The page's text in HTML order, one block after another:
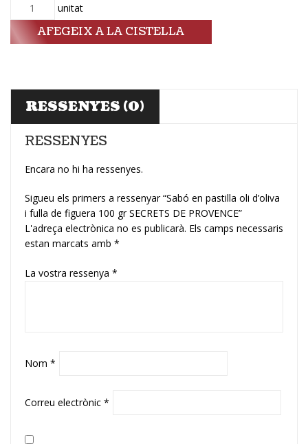
Quantitat unitat
AFEGEIX A LA CISTELLA
RESSENYES (0)
RESSENYES
Encara no hi ha ressenyes.
Sigueu els primers a ressenyar “Sabó en pastilla oli d’oliva
i fulla de figuera 100 gr SECRETS DE PROVENCE”
L'adreça electrònica no es publicarà. Els camps necessaris
estan marcats amb *
La vostra ressenya *
Nom *
Correu electrònic *